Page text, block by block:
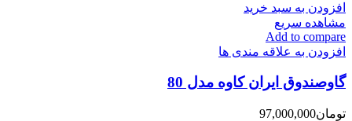
افزودن به سبد خرید
مشاهده سریع
Add to compare
افزودن به علاقه مندی ها
گاوصندوق ایران کاوه مدل 80
تومان97,000,000